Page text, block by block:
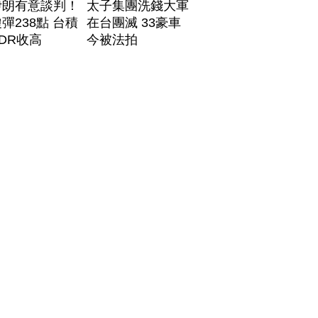
有意談判！
238點 台積
收高
太子集團洗錢大軍
在台團滅 33豪車
今被法拍